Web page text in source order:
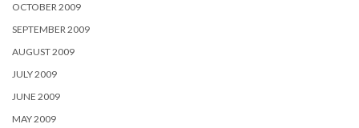
OCTOBER 2009
SEPTEMBER 2009
AUGUST 2009
JULY 2009
JUNE 2009
MAY 2009